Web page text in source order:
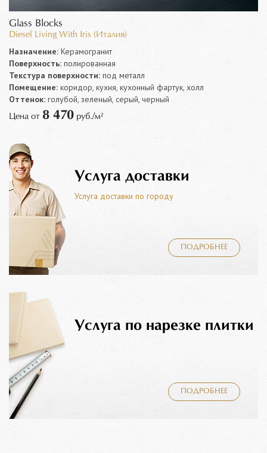
Glass Blocks
Diesel Living With Iris (Италия)
Назначение: Керамогранит
Поверхность: полированная
Текстура поверхности: под металл
Помещение: коридор, кухня, кухонный фартук, холл
Оттенок: голубой, зеленый, серый, черный
Цена от 8 470 руб./м²
Услуга доставки
Услуга доставки по городу
ПОДРОБНЕЕ
Услуга по нарезке плитки
ПОДРОБНЕЕ